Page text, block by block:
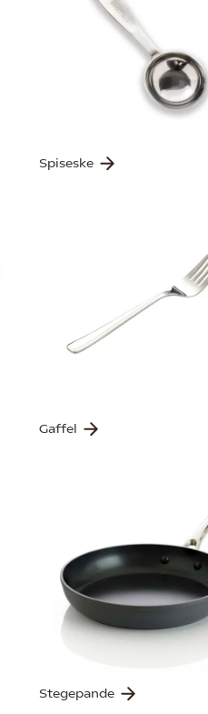
Spiseske
Gaffel
Stegepande